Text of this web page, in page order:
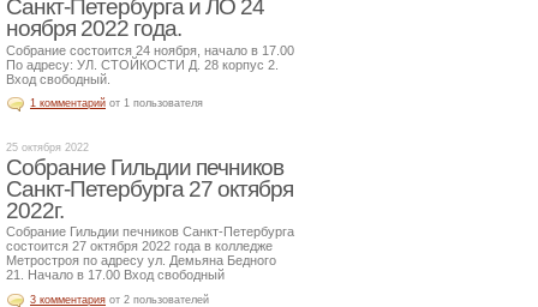
Санкт-Петербурга и ЛО 24
ноября 2022 года.
Собрание состоится 24 ноября, начало в 17.00
По адресу: УЛ. СТОЙКОСТИ Д. 28 корпус 2.
Вход свободный.
1 комментарий от 1 пользователя
25 октября 2022
Собрание Гильдии печников
Санкт-Петербурга 27 октября
2022г.
Собрание Гильдии печников Санкт-Петербурга
состоится 27 октября 2022 года в колледже
Метростроя по адресу ул. Демьяна Бедного
21. Начало в 17.00 Вход свободный
3 комментария от 2 пользователей